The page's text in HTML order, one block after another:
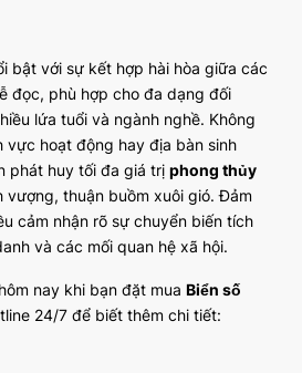
bật với sự kết hợp hài hòa giữa các
đọc, phù hợp cho đa dạng đối
lứa tuổi và ngành nghề. Không
vực hoạt động hay địa bàn sinh
phát huy tối đa giá trị phong thủy
vượng, thuận buồm xuôi gió. Đảm
cảm nhận rõ sự chuyển biến tích
và các mối quan hệ xã hội.
nay khi bạn đặt mua Biển số
24/7 để biết thêm chi tiết: